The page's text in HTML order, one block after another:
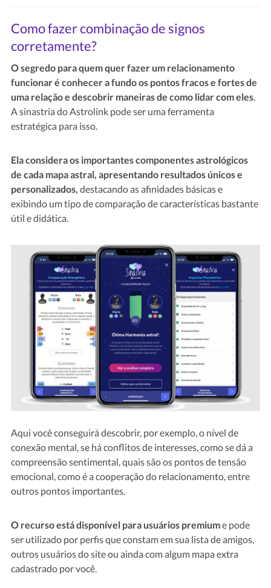
Como fazer combinação de signos
corretamente?
O segredo para quem quer fazer um relacionamento
funcionar é conhecer a fundo os pontos fracos e fortes de
uma relação e descobrir maneiras de como lidar com eles
A sinastria do Astrolink pode ser uma ferramenta
estratégica para isso.
Ela considera os importantes componentes astrológicos
de cada mapa astral, apresentando resultados únicos e
personalizados, destacando as afinidades básicas e
exibindo um tipo de comparação de características bastante
útil e didática.
Aqui você conseguirá descobrir, por exemplo, o nível de
conexão mental, se há conflitos de interesses, como se dá a
compreensão sentimental, quais são os pontos de tensão
emocional, como é a cooperação do relacionamento, entre
outros pontos importantes.
O recurso está disponível para usuários premiume pode
ser utilizado por perfis que constam em sua lista de amigos,
outros usuários do site ou ainda com algum mapa extra
cadastrado por você.